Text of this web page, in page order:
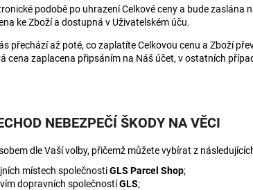
podobě po uhrazení Celkové ceny a bude zaslána
ke Zboží a dostupná v Uživatelském úču.
přechází až poté, co zaplatíte Celkovou cenu a Zboží
cena zaplacena připsáním na Náš účet, v ostatních
NEBEZPEČÍ ŠKODY NA VĚCI
dle Vaší volby, přičemž můžete vybírat z
místech společnostiGLS Parcel Shop;
dopravních společnostíGLS;